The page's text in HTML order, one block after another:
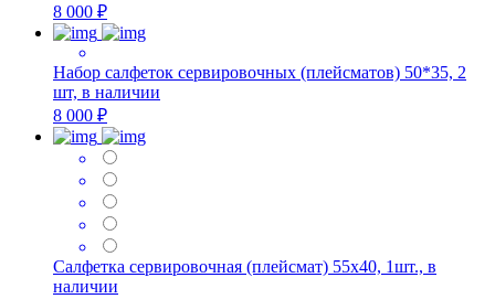
8 000 ₽
Набор салфеток сервировочных (плейсматов) 50*35, 2
шт, в наличии
8 000 ₽
Салфетка сервировочная (плейсмат) 55х40, 1шт., в
наличии